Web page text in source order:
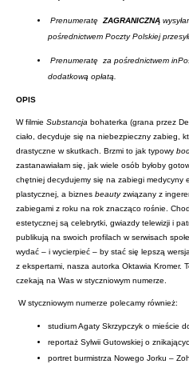
Prenumeratę ZAGRANICZNĄ
pośrednictwem Poczty Polskiej
Prenumeratę za pośrednictwem
dodatkową opłatą.
OPIS
W filmie Substancja bohaterka (grana przez
ciało, decyduje się na niebezpieczny zabieg,
drastyczne w skutkach. Brzmi to jak typowy
zastanawiałam się, jak wiele osób byłoby
chętniej decydujemy się na zabiegi medycyny
plastycznej, a biznes beautyzwiązany z
zabiegami z roku na rok znacząco rośnie.
estetycznej są celebrytki, gwiazdy telewizji i
publikują na swoich profilach w serwisach
wydać – i wycierpieć – by stać się lepszą
z ekspertami, nasza autorka Oktawia Kromer.
czekają na Was w styczniowym numerze.
W styczniowym numerze polecamy również:
studium Agaty Skrzypczyk o mieście
reportaż Sylwii Gutowskiej o
portret burmistrza Nowego Jorku –